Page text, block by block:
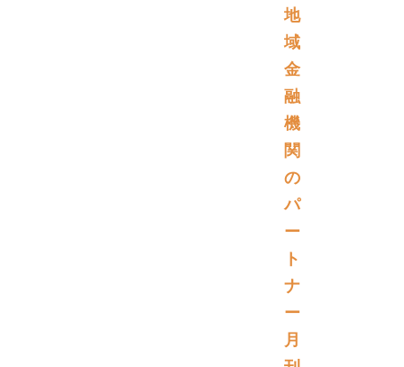
地
域
金
融
機
関
の
パ
ー
ト
ナ
ー
月